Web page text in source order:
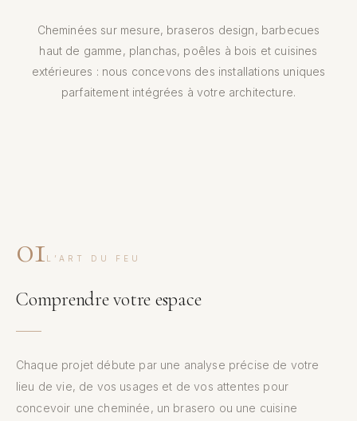
Cheminées sur mesure, braseros design, barbecues
haut de gamme, planchas, poêles à bois et cuisines
extérieures : nous concevons des installations uniques
parfaitement intégrées à votre architecture.
01 L’ART DU FEU
Comprendre votre espace
Chaque projet débute par une analyse précise de votre
lieu de vie, de vos usages et de vos attentes pour
concevoir une cheminée, un brasero ou une cuisine